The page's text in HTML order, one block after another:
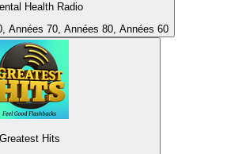
Health Radio
Années 70, Années 80, Années 60
Greatest Hits